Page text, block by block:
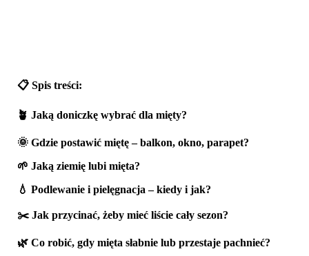
📋 Spis treści:
🪴 Jaką doniczkę wybrać dla mięty?
🌞 Gdzie postawić miętę – balkon, okno, parapet?
🌱 Jaką ziemię lubi mięta?
💧 Podlewanie i pielęgnacja – kiedy i jak?
✂️ Jak przycinać, żeby mieć liście cały sezon?
🌿 Co robić, gdy mięta słabnie lub przestaje pachnieć?